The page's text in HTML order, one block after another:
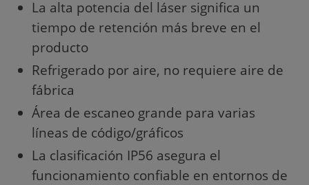
La alta potencia del láser significa un
tiempo de retención más breve en el
producto
Refrigerado por aire, no requiere aire de
fábrica
Área de escaneo grande para varias
líneas de código/gráficos
La clasificación IP56 asegura el
funcionamiento confiable en entornos de